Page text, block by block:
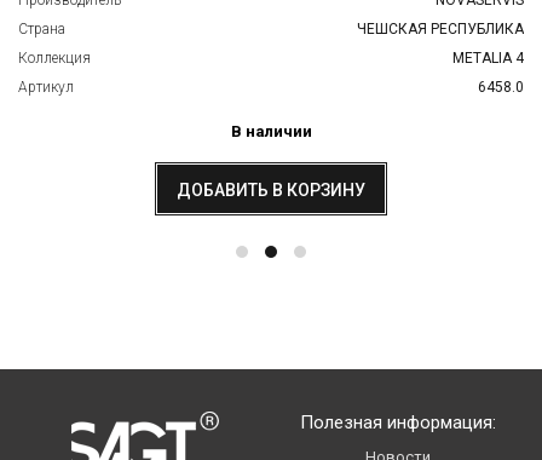
Страна
ЧЕШСКАЯ РЕСПУБЛИКА
Коллекция
METALIA 4
Артикул
6458.0
В наличии
ДОБАВИТЬ В КОРЗИНУ
Полезная информация: